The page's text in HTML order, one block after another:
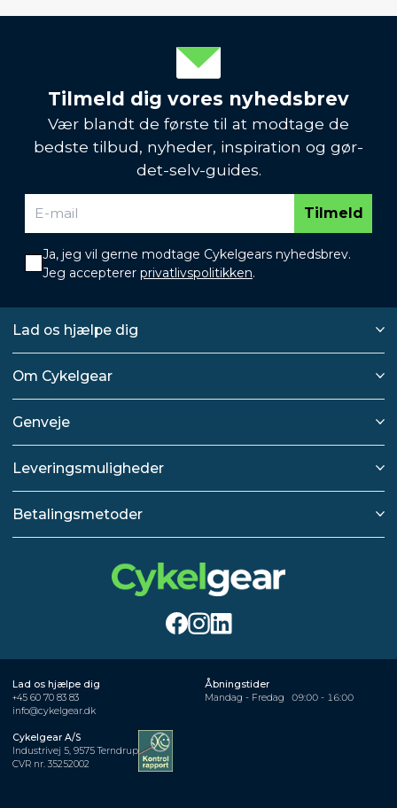
Tilmeld dig vores nyhedsbrev
Vær blandt de første til at modtage de
bedste tilbud, nyheder, inspiration og gør-
det-selv-guides.
Tilmeld
Ja, jeg vil gerne modtage Cykelgears nyhedsbrev.
Jeg accepterer privatlivspolitikken.
Lad os hjælpe dig
Om Cykelgear
Genveje
Leveringsmuligheder
Betalingsmetoder
Lad os hjælpe dig
+45 60 70 83 83
info@cykelgear.dk
Åbningstider
Mandag - Fredag
09:00 - 16:00
Cykelgear A/S
Industrivej 5, 9575 Terndrup
CVR nr. 35252002